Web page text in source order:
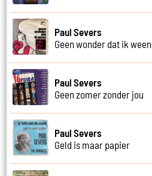
Paul Severs
Geen wonder dat ik ween
Paul Severs
Geen zomer zonder jou
Paul Severs
Geld is maar papier